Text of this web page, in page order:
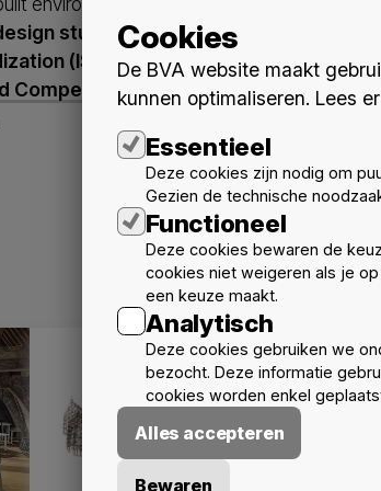
Cookies
De BVA website maakt
kunnen optimaliseren. Lees
Essentieel
Deze cookies zijn nodig om
Gezien de technische
Functioneel
Deze cookies bewaren de
cookies niet weigeren als je
een keuze maakt.
Analytisch
Deze cookies gebruiken we
bezocht. Deze informatie
cookies worden enkel
Alles accepteren
Bewaren
studentsto design a new graphic
(ISO)
for adoption as the new
Competition Brief